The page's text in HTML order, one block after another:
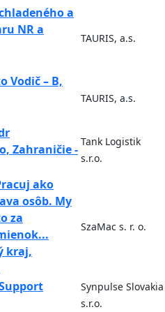
a
NR a
TAURIS, a.s.
Vodič – B,
TAURIS, a.s.
Zahraničie -
Tank Logistik
s.r.o.
ako
osôb. My
za
kraj,
SzaMac s. r. o.
Synpulse Slovakia
s.r.o.